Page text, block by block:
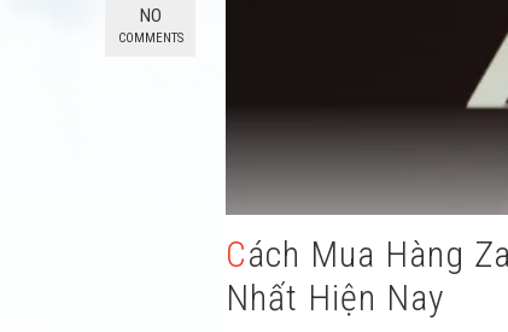
NO
COMMENTS
Cách Mua Hàng Zara Trung Quốc Giá Sỉ, Uy Tín
Nhất Hiện Nay